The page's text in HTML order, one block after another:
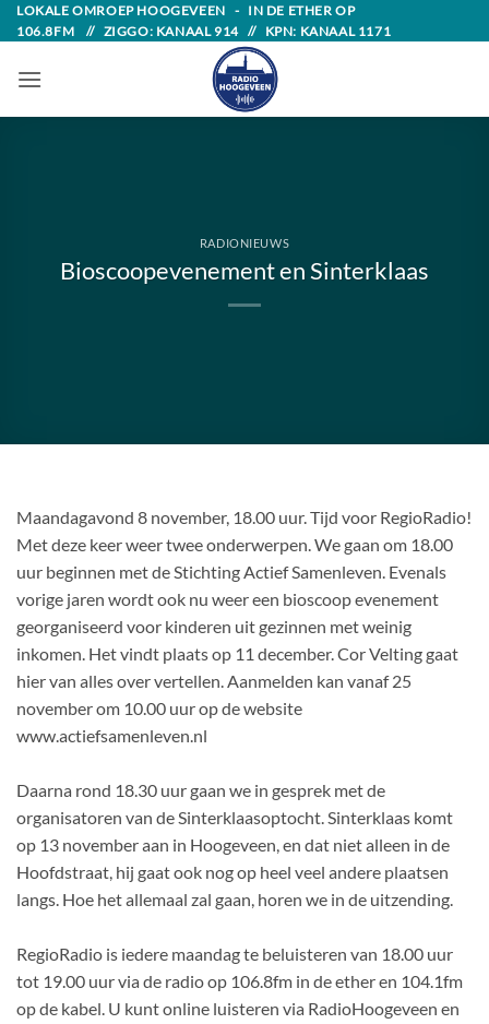
Skip
to
content
LOKALE OMROEP HOOGEVEEN - IN DE ETHER OP
106.8FM // ZIGGO: KANAAL 914 // KPN: KANAAL 1171
RADIONIEUWS
Bioscoopevenement en Sinterklaas
Maandagavond 8 november, 18.00 uur. Tijd voor RegioRadio!
Met deze keer weer twee onderwerpen. We gaan om 18.00
uur beginnen met de Stichting Actief Samenleven. Evenals
vorige jaren wordt ook nu weer een bioscoop evenement
georganiseerd voor kinderen uit gezinnen met weinig
inkomen. Het vindt plaats op 11 december. Cor Velting gaat
hier van alles over vertellen. Aanmelden kan vanaf 25
november om 10.00 uur op de website
www.actiefsamenleven.nl
Daarna rond 18.30 uur gaan we in gesprek met de
organisatoren van de Sinterklaasoptocht. Sinterklaas komt
op 13 november aan in Hoogeveen, en dat niet alleen in de
Hoofdstraat, hij gaat ook nog op heel veel andere plaatsen
langs. Hoe het allemaal zal gaan, horen we in de uitzending.
RegioRadio is iedere maandag te beluisteren van 18.00 uur
tot 19.00 uur via de radio op 106.8fm in de ether en 104.1fm
op de kabel. U kunt online luisteren via RadioHoogeveen en